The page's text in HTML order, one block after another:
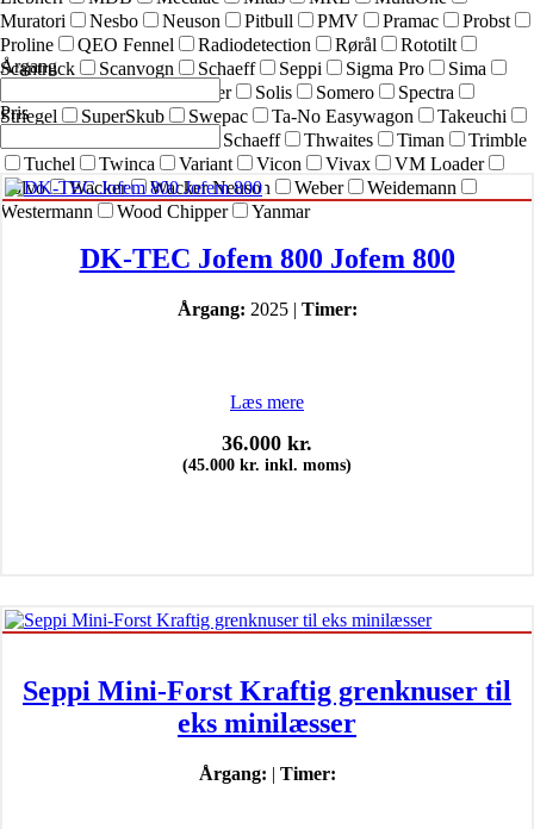
Muratori
Nesbo Neuson Pitbull PMV Pramac
Probst
Proline
QEO Fennel Radiodetection Rørål
Rototilt
Scantruck
Scanvogn Schaeff Seppi Sigma Pro
Sima
sneskraber Solis Somero
Spectra
Striegel
SuperSkub Swepac Ta-No Easywagon
Takeuchi
Terex Schaeff Thwaites Timan
Trimble
Tuchel
Twinca Variant Vicon Vivax
VM Loader
Volvo
Wacker Wacker Neuson Weber
Weidemann
Westermann
Wood Chipper Yanmar
Årgang
Pris
DK-TEC Jofem 800 Jofem 800
Årgang: 2025 | Timer:
Læs mere
36.000 kr.
(45.000 kr. inkl. moms)
Seppi Mini-Forst Kraftig grenknuser til
eks minilæsser
Årgang: | Timer: